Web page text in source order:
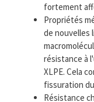
fortement
Propriétés
de nouvelles
résistance à
XLPE. Cela
fissuration
Résistance